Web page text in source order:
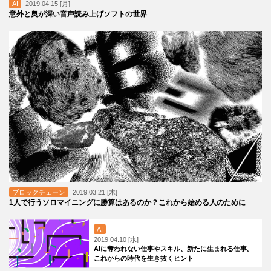
AI 2019.04.15 [月]
意外と奥が深い音声読み上げソフトの世界
ブロックチェーン 2019.03.21 [木]
1人で行うソロマイニングに勝算はあるのか？これから始める人のために
AI
2019.04.10 [水]
AIに奪われない仕事やスキル、新たに生まれる仕事。
これからの時代を生き抜くヒント